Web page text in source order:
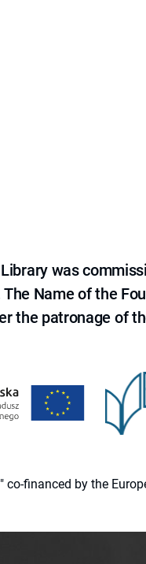
was
Name of the
the patronage of
financed by the